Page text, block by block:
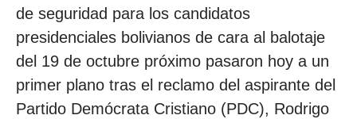
de seguridad para los candidatos
presidenciales bolivianos de cara al balotaje
del 19 de octubre próximo pasaron hoy a un
primer plano tras el reclamo del aspirante del
Partido Demócrata Cristiano (PDC), Rodrigo